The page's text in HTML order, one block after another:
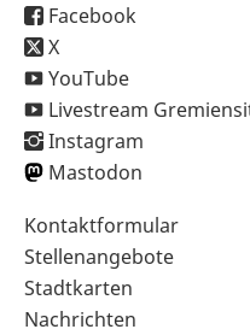
Facebook
X
YouTube
Livestream
Instagram
Mastodon
Sekundärnavigation
im
Fußbereich
Kontaktformular
Stellenangebote
Stadtkarten
Nachrichten